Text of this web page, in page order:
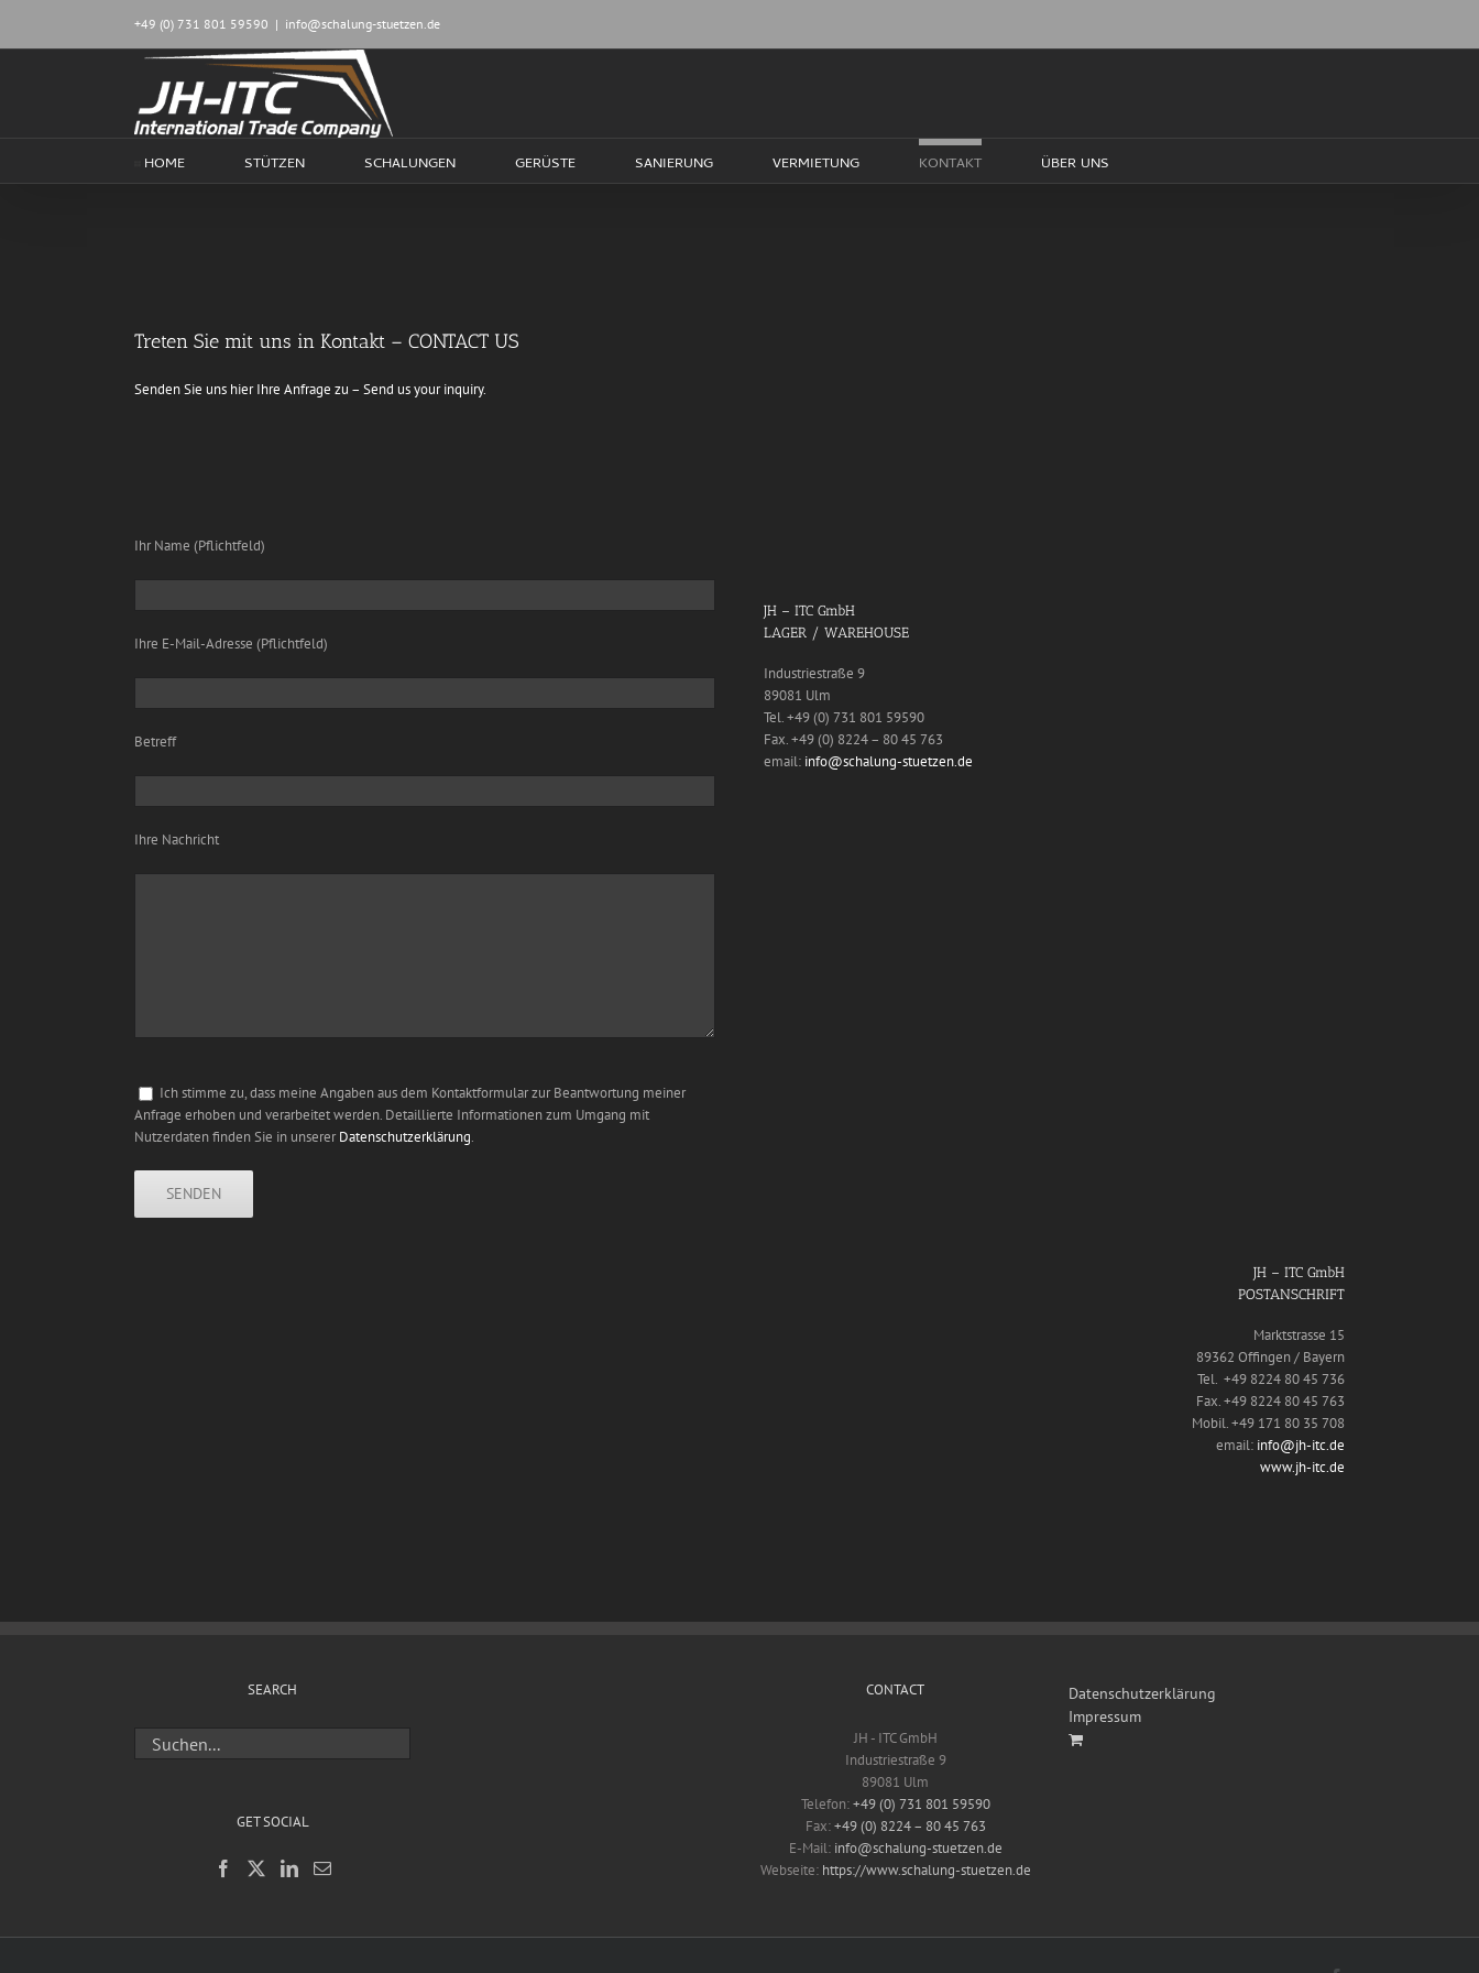
springen
+49 (0) 731 801 59590 | info@schalung-stuetzen.de
HOME STÜTZEN SCHALUNGEN GERÜSTE SANIERUNG VERMIETUNG KONTAKT ÜBER UNS
Treten Sie mit uns in Kontakt – CONTACT US
Senden Sie uns hier Ihre Anfrage zu – Send us your inquiry.
Ihr Name (Pflichtfeld)
Ihre E-Mail-Adresse (Pflichtfeld)
Betreff
Bitte lasse dieses Feld leer.
Ihre Nachricht
Ich stimme zu, dass meine Angaben aus dem Kontaktformular zur Beantwortung meiner
Anfrage erhoben und verarbeitet werden. Detaillierte Informationen zum Umgang mit
Nutzerdaten finden Sie in unsererDatenschutzerklärung.
JH – ITC GmbH
LAGER / WAREHOUSE
Industriestraße 9
89081 Ulm
Tel. +49 (0) 731 801 59590
Fax. +49 (0) 8224 – 80 45 763
email: info@schalung-stuetzen.de
JH – ITC GmbH
POSTANSCHRIFT
Marktstrasse 15
89362 Offingen / Bayern
Tel. +49 8224 80 45 736
Fax. +49 8224 80 45 763
Mobil. +49 171 80 35 708
email: info@jh-itc.de
www.jh-itc.de
SEARCH
GET SOCIAL
CONTACT
JH - ITC GmbH
Industriestraße 9
89081 Ulm
Telefon:+49 (0) 731 801 59590
Fax:+49 (0) 8224 – 80 45 763
E-Mail: info@schalung-stuetzen.de
Webseite: https://www.schalung-stuetzen.de
Datenschutzerklärung
Impressum